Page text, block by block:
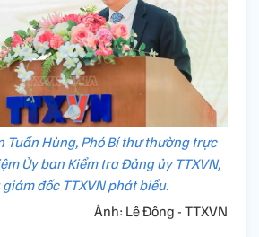
Tuấn Hùng, Phó Bí thư thường trực
Ủy ban Kiểm tra Đảng ủy TTXVN,
giám đốc TTXVN phát biểu.
Ảnh: Lê Đông - TTXVN